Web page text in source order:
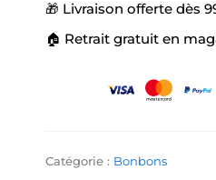
🎁 Livraison offerte dès
🏠 Retrait gratuit en
Catégorie : Bonbons